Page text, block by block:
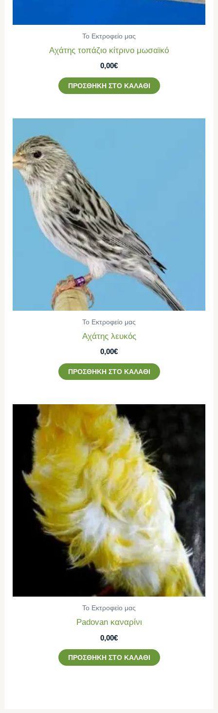
Το Εκτροφείο μας
Αχάτης τοπάζιο κίτρινο μωσαϊκό
0,00€
ΠΡΟΣΘΉΚΗ ΣΤΟ ΚΑΛΆΘΙ
Το Εκτροφείο μας
Αχάτης λευκός
0,00€
ΠΡΟΣΘΉΚΗ ΣΤΟ ΚΑΛΆΘΙ
Το Εκτροφείο μας
Padovan καναρίνι
0,00€
ΠΡΟΣΘΉΚΗ ΣΤΟ ΚΑΛΆΘΙ